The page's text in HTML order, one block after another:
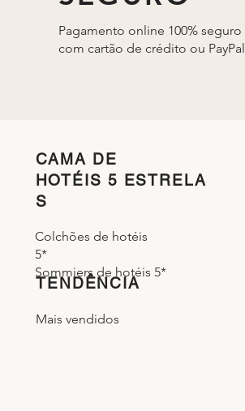
Pagamento online 100% seguro
com cartão de crédito ou PayPal
TENDÊNCIA
Mais vendidos
CAMA DE
HOTÉIS 5 ESTRELA
S
Colchões de hotéis
5*
Sommiers de hotéis 5*